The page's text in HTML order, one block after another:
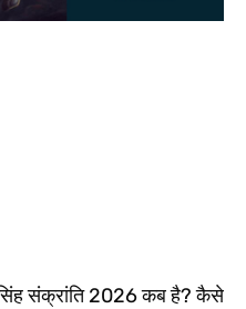
संक्रांति 2026 कब है? कैसे